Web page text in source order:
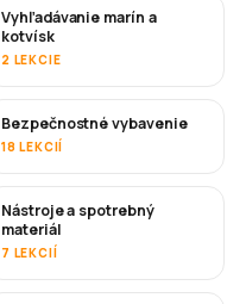
Vyhľadávanie marín a
kotvísk
2 LEKCIE
Bezpečnostné vybavenie
18 LEKCIÍ
Nástroje a spotrebný
materiál
7 LEKCIÍ